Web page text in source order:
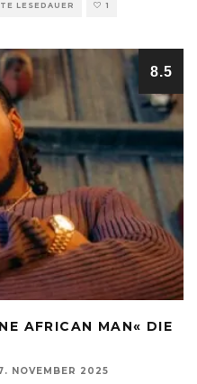
LESEDAUER 1
8.5
AFRICAN MAN« DIE
NOVEMBER 2025